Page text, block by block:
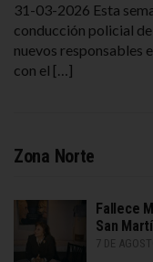
31-03-2026 Esta
conducción policial
nuevos responsables
con el […]
Zona Norte
Fallece
San
7 DE